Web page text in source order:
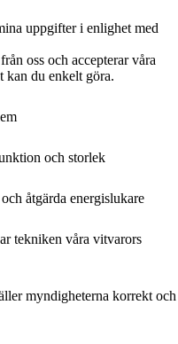
uppgifter i enlighet med
oss och accepterar våra
kan du enkelt göra.
och storlek
åtgärda energislukare
tekniken våra vitvarors
myndigheterna korrekt och